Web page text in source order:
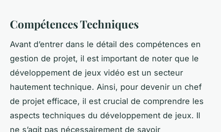
Compétences Techniques
Avant d’entrer dans le détail des compétences en
gestion de projet, il est important de noter que le
développement de jeux vidéo est un secteur
hautement technique. Ainsi, pour devenir un chef
de projet efficace, il est crucial de comprendre les
aspects techniques du développement de jeux. Il
ne s’agit pas nécessairement de savoir